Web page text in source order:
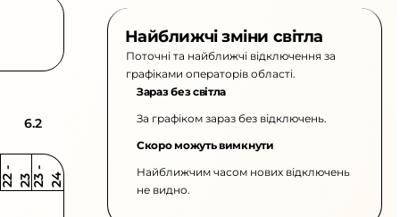
6.2
2 2
-
2 3 2 3
-
2 4
Найближчі зміни світла
Поточні та найближчі відключення за
графіками операторів області.
Зараз без світла
За графіком зараз без відключень.
Скоро можуть вимкнути
Найближчим часом нових відключень
не видно.